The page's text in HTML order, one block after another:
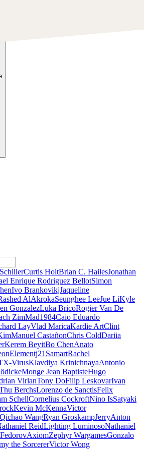
Curtis HoltBrian C. HailesJonathan
Enrique Rodriguez BellotSimon
Ivo BrankovikjJaqueline
AlAkrokaSeunghee LeeJue LiKyle
GonzalezLuka BricoRogier Van De
ZimMad1984Caio Eduardo
LayVlad MaricaKardie ArtClint
Manuel CastañonChris ColdDariia
Kerem BeyitBo ChenAnato
Elementj21 SamartRachel
VirusKlavdiya KrinichnayaAntonio
Monge Jean BaptisteHugo
VirlanTony DoFilip LeskovarIvan
BerchsLorenzo de SanctisFelix
SchellCornelius CockroftNino IsSatyaki
Kevin McKennaVictor
Qichao WangRyan GroskampJerryAnton
ReidLighting LuminosoNathaniel
AxiomZephyr WargamesGonzalo
the SorcererVictor Wong